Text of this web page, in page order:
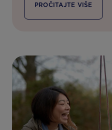
PROČITAJTE VIŠE